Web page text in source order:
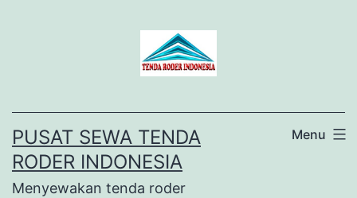
PUSAT SEWA TENDA
RODER INDONESIA
Menyewakan tenda roder
Menu